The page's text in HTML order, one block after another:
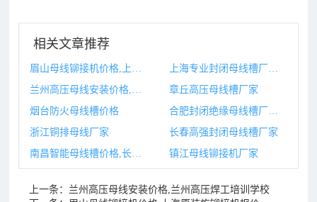
相关文章推荐
章丘高压母线槽厂家
烟台防火母线槽价格
浙江铜排母线厂家
长春高强封闭母线槽厂家
镇江母线铆接机厂家
上一条： 兰州高压母线安装价格,兰州高压焊工培训学校